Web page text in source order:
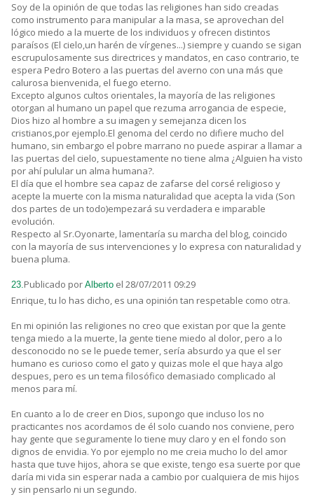
Soy de la opinión de que todas las religiones han sido creadas
como instrumento para manipular a la masa, se aprovechan del
lógico miedo a la muerte de los individuos y ofrecen distintos
paraísos (El cielo,un harén de vírgenes...) siempre y cuando se sigan
escrupulosamente sus directrices y mandatos, en caso contrario, te
espera Pedro Botero a las puertas del averno con una más que
calurosa bienvenida, el fuego eterno.
Excepto algunos cultos orientales, la mayoría de las religiones
otorgan al humano un papel que rezuma arrogancia de especie,
Dios hizo al hombre a su imagen y semejanza dicen los
cristianos,por ejemplo.El genoma del cerdo no difiere mucho del
humano, sin embargo el pobre marrano no puede aspirar a llamar a
las puertas del cielo, supuestamente no tiene alma ¿Alguien ha visto
por ahí pulular un alma humana?.
El día que el hombre sea capaz de zafarse del corsé religioso y
acepte la muerte con la misma naturalidad que acepta la vida (Son
dos partes de un todo)empezará su verdadera e imparable
evolución.
Respecto al Sr.Oyonarte, lamentaría su marcha del blog, coincido
con la mayoría de sus intervenciones y lo expresa con naturalidad y
buena pluma.
23.Publicado por Alberto el 28/07/2011 09:29
Enrique, tu lo has dicho, es una opinión tan respetable como otra.
En mi opinión las religiones no creo que existan por que la gente
tenga miedo a la muerte, la gente tiene miedo al dolor, pero a lo
desconocido no se le puede temer, sería absurdo ya que el ser
humano es curioso como el gato y quizas mole el que haya algo
despues, pero es un tema filosófico demasiado complicado al
menos para mí.
En cuanto a lo de creer en Dios, supongo que incluso los no
practicantes nos acordamos de él solo cuando nos conviene, pero
hay gente que seguramente lo tiene muy claro y en el fondo son
dignos de envidia. Yo por ejemplo no me creia mucho lo del amor
hasta que tuve hijos, ahora se que existe, tengo esa suerte por que
daría mi vida sin esperar nada a cambio por cualquiera de mis hijos
y sin pensarlo ni un segundo.